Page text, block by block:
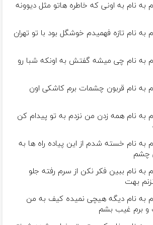
به نام به اونی که خاطره هاتو مثل دیوونه
به نام تازه فهمیدم خوشگل بود با تو تهران
به نام چی میشه گفتش به اونکه شبا رو
به نام قربون چشمات برم کاشکی اون
به نام همه زدن من نزدم به تو پیدام کن
به نام خسته شدم از این پیاده راه ها به
چشم
به نام ببین فکر نکن از سرم رفته جلو
بهت
به نام دیگه هیچی نمیده کیف به من
و برم غیب بشم